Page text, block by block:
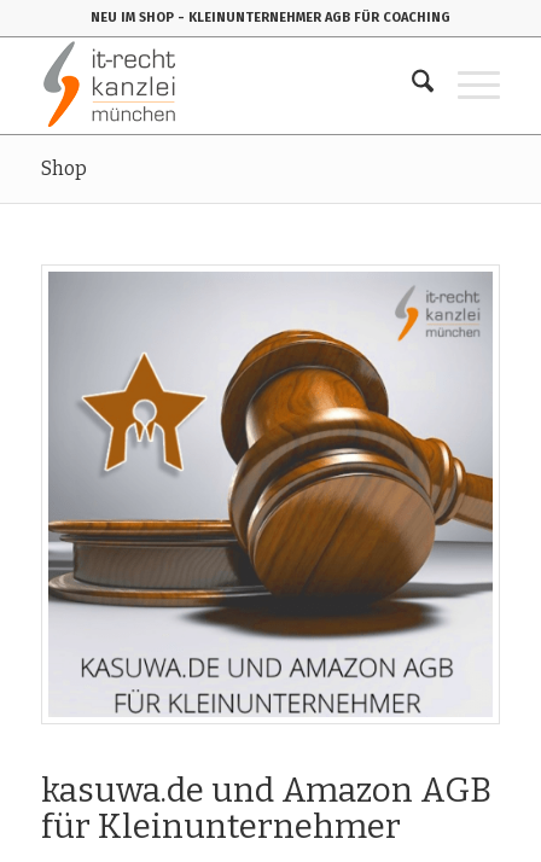
NEU IM SHOP - KLEINUNTERNEHMER AGB FÜR COACHING
Shop
kasuwa.de und Amazon AGB
für Kleinunternehmer